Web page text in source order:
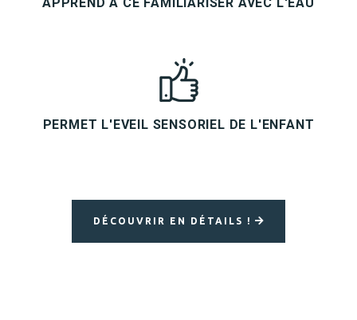
PERMET L'EVEIL SENSORIEL DE L'ENFANT
DÉCOUVRIR EN DÉTAILS !